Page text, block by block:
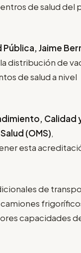
de salud del
Jaime
distribución de
de salud a nivel
Calidad
(OMS),
esta
de
capacidades